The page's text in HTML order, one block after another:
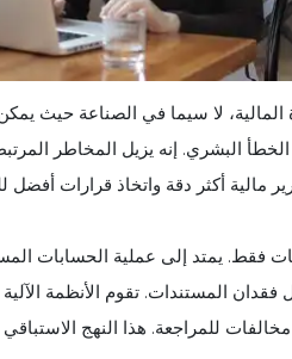
المالية، لا سيما في الصناعة حيث
الخطأ البشري. إنه يزيل المخاطر
فقط. يمتد إلى عملية الحسابات
فقدان المستندات. تقوم الأنظمة